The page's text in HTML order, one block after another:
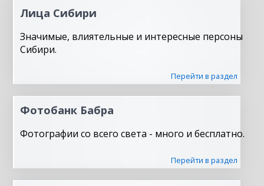
Лица Сибири
Значимые, влиятельные и интересные персоны
Сибири.
Перейти в раздел
Фотобанк Бабра
Фотографии со всего света - много и бесплатно.
Перейти в раздел